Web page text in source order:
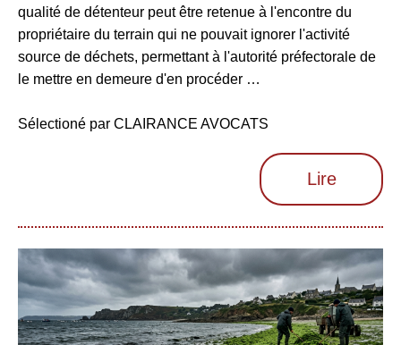
qualité de détenteur peut être retenue à l'encontre du
propriétaire du terrain qui ne pouvait ignorer l'activité
source de déchets, permettant à l'autorité préfectorale de
le mettre en demeure d'en procéder …
Sélectioné par CLAIRANCE AVOCATS
Lire